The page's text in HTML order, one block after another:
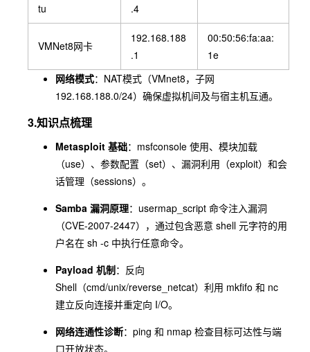
tu
.4
VMNet8网卡
192.168.188
.1
00:50:56:fa:aa:
1e
网络模式：NAT模式（VMnet8，子网
192.168.188.0/24）确保虚拟机间及与宿主机互通。
3.知识点梳理
Metasploit 基础： msfconsole 使用、模块加载
（use）、参数配置（set）、漏洞利用（exploit）和会
话管理（sessions）。
Samba 漏洞原理： usermap_script 命令注入漏洞
（CVE-2007-2447），通过包含恶意 shell 元字符的用
户名在 sh -c 中执行任意命令。
Payload 机制：反向
Shell（cmd/unix/reverse_netcat）利用 mkfifo 和 nc
建立反向连接并重定向 I/O。
网络连通性诊断： ping 和 nmap 检查目标可达性与端
口开放状态。